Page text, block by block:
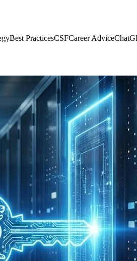
Best PracticesCSFCareer Advice